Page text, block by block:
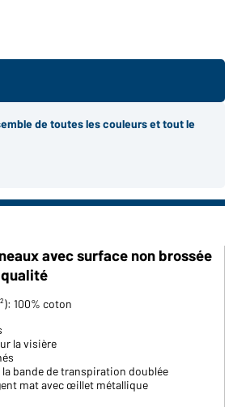
de toutes les couleurs et tout le
avec surface non brossée
100% coton
la visière
la bande de transpiration doublée
mat avec œillet métallique